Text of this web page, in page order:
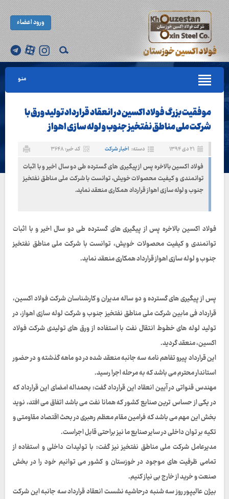
ورود اعضاء
منو
موفقیت بزرگ فولاد اکسین در انعقاد قرارداد تولید ورق با
شرکت ملی مناطق نفتخیز جنوب و لوله سازی اهواز
۲۱ دی ۱۳۹۴ دسته: اخبار شرکت کد خبر: ۳۶۴۸
فولاد اکسین بالاخره پس از پیگیری های گسترده طی دو سال اخیر و با اثبات
توانمندی و کیفیت محصولات خویش، توانست با شرکت ملی مناطق نفتخیز
جنوب و لوله سازی اهواز قرارداد همکاری منعقد نماید.
فولاد اکسین بالاخره پس از پیگیری های گسترده طی دو سال اخیر و با اثبات
توانمندی و کیفیت محصولات خویش، توانست با شرکت ملی مناطق نفتخیز
جنوب و لوله سازی اهواز قرارداد همکاری منعقد نماید.
پس از پیگیری های گسترده و دو ساله مدیران و کارشناسان شرکت فولاد اکسین،
قرارداد فی مابین شرکت ملی مناطق نفتخیز جنوب و شرکت لوله سازی اهواز، در
تولید لوله های خطوط انتقال نفت با استفاده از ورق های تولیدی شرکت فولاد
اکسین، منعقد گردید.
این قرارداد پیرو تفاهم نامه سه جانبه منعقد شده در دو ماهه گذشته و در حضور
استاندار محترم می باشد که به مرحله اجرا رسید.
مهندس قنواتی در آیین انعقاد این قرارداد گفت: بحمداله امضای این قرارداد که
در یکی از حساس ترین صنایع کشور که همانا نفت می باشد اتفاق می افتد، نوید
بخش این مهم می باشد که فرامین مقام معظم رهبری در بحث اقتصاد مقاومتی و
تکیه بر توان داخلی در سایر صنایع ما نیز براحتی قابل اجراست.
مدیرعامل شرکت ملی مناطق نفتخیز نیز گفت: با تولیدات داخلی و استفاده از
تمامی ظرفیت های موجود در خوزستان و کشور می توانیم خود را در بخش
صنعت و خرید از خارج بی نیاز کنیم.
بیژن عالیپور روز سه شنبه درحاشیه نشست انعقاد قرارداد سه جانبه این شرکت